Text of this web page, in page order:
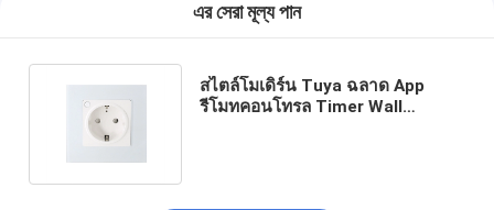
এর সেরা মূল্য পান
สไตล์โมเดิร์น Tuya ฉลาด App
รีโมทคอนโทรล Timer Wall